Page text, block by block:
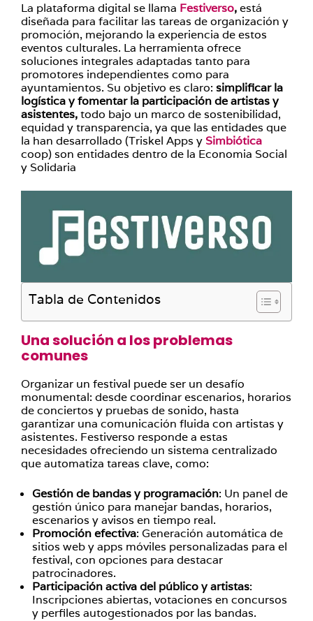
La plataforma digital se llama Festiverso,está
diseñada para facilitar las tareas de organización y
promoción, mejorando la experiencia de estos
eventos culturales. La herramienta ofrece
soluciones integrales adaptadas tanto para
promotores independientes como para
ayuntamientos. Su objetivo es claro: simplificar la
logística y fomentar la participación de artistas y
asistentes,todo bajo un marco de sostenibilidad,
equidad y transparencia, ya que las entidades que
la han desarrollado (Triskel Apps y Simbiótica
coop) son entidades dentro de la Economia Social
y Solidaria
Tabla de Contenidos
Una solución a los problemas
comunes
Organizar un festival puede ser un desafío
monumental: desde coordinar escenarios, horarios
de conciertos y pruebas de sonido, hasta
garantizar una comunicación fluida con artistas y
asistentes. Festiverso responde a estas
necesidades ofreciendo un sistema centralizado
que automatiza tareas clave, como:
Gestión de bandas y programación: Un panel de
gestión único para manejar bandas, horarios,
escenarios y avisos en tiempo real.
Promoción efectiva: Generación automática de
sitios web y apps móviles personalizadas para el
festival, con opciones para destacar
patrocinadores.
Participación activa del público y artistas:
Inscripciones abiertas, votaciones en concursos
y perfiles autogestionados por las bandas.